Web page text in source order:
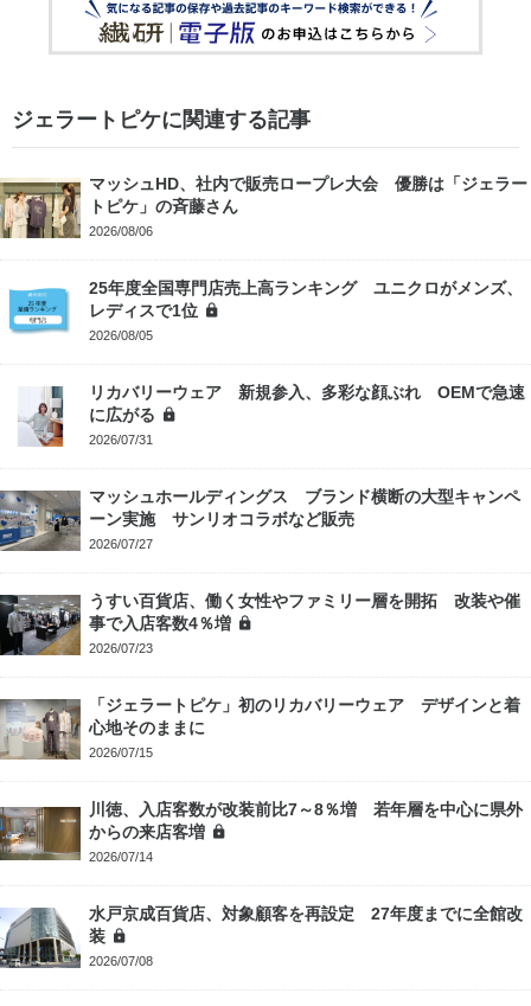
ジェラートピケに関連する記事
マッシュHD、社内で販売ロープレ大会 優勝は「ジェラー
トピケ」の斉藤さん
2026/08/06
25年度全国専門店売上高ランキング ユニクロがメンズ、
レディスで1位
2026/08/05
リカバリーウェア 新規参入、多彩な顔ぶれ OEMで急速
に広がる
2026/07/31
マッシュホールディングス ブランド横断の大型キャンペ
ーン実施 サンリオコラボなど販売
2026/07/27
うすい百貨店、働く女性やファミリー層を開拓 改装や催
事で入店客数4％増
2026/07/23
「ジェラートピケ」初のリカバリーウェア デザインと着
心地そのままに
2026/07/15
川徳、入店客数が改装前比7～8％増 若年層を中心に県外
からの来店客増
2026/07/14
水戸京成百貨店、対象顧客を再設定 27年度までに全館改
装
2026/07/08